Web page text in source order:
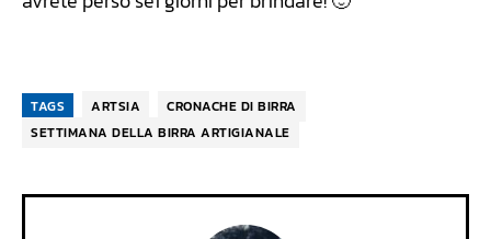
TAGS ARTSIA
CRONACHE DI BIRRA
SETTIMANA DELLA BIRRA ARTIGIANALE